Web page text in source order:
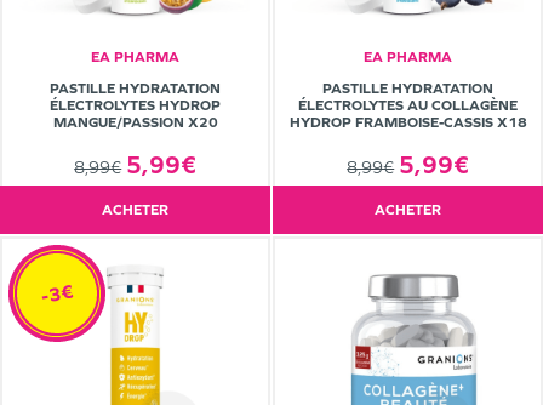
EA PHARMA
PASTILLE HYDRATATION
ÉLECTROLYTES HYDROP
MANGUE/PASSION X20
8,99€ 5,99€
ACHETER
EA PHARMA
PASTILLE HYDRATATION
ÉLECTROLYTES AU COLLAGÈNE
HYDROP FRAMBOISE-CASSIS X18
8,99€ 5,99€
ACHETER
-3€